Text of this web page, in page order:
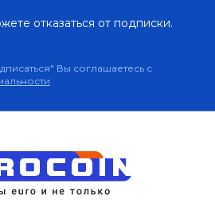
отказаться от подписки.
Вы соглашаетесь с